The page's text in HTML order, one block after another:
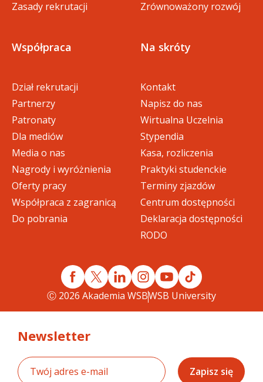
Zasady rekrutacji
Zrównoważony rozwój
Współpraca
Dział rekrutacji
Partnerzy
Patronaty
Dla mediów
Media o nas
Nagrody i wyróżnienia
Oferty pracy
Współpraca z zagranicą
Do pobrania
Na skróty
Kontakt
Napisz do nas
Wirtualna Uczelnia
Stypendia
Kasa, rozliczenia
Praktyki studenckie
Terminy zjazdów
Centrum dostępności
Deklaracja dostępności
RODO
Ⓒ 2026 Akademia WSBWSB University
Newsletter
Zapisz się